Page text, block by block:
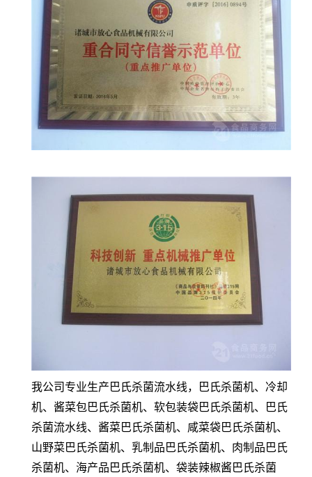
我公司专业生产巴氏杀菌流水线，巴氏杀菌机、冷却
机、酱菜包巴氏杀菌机、软包装袋巴氏杀菌机、巴氏
杀菌流水线、酱菜巴氏杀菌机、咸菜袋巴氏杀菌机、
山野菜巴氏杀菌机、乳制品巴氏杀菌机、肉制品巴氏
杀菌机、海产品巴氏杀菌机、袋装辣椒酱巴氏杀菌